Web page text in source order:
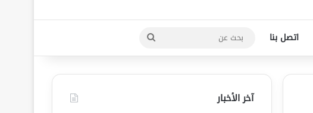
اتصل بنا
بحث
عن
آخر الأخبار